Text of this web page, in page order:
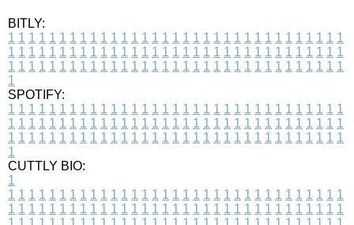
BITLY:
1 1 1 1 1 1 1 1 1 1 1 1 1 1 1 1 1 1 1 1 1 1 1 1 1 1 1 1 1 1 1 1 1
1 1 1 1 1 1 1 1 1 1 1 1 1 1 1 1 1 1 1 1 1 1 1 1 1 1 1 1 1 1 1 1 1
1 1 1 1 1 1 1 1 1 1 1 1 1 1 1 1 1 1 1 1 1 1 1 1 1 1 1 1 1 1 1 1 1
1
SPOTIFY:
1 1 1 1 1 1 1 1 1 1 1 1 1 1 1 1 1 1 1 1 1 1 1 1 1 1 1 1 1 1 1 1 1
1 1 1 1 1 1 1 1 1 1 1 1 1 1 1 1 1 1 1 1 1 1 1 1 1 1 1 1 1 1 1 1 1
1 1 1 1 1 1 1 1 1 1 1 1 1 1 1 1 1 1 1 1 1 1 1 1 1 1 1 1 1 1 1 1 1
1
CUTTLY BIO:
1
1 1 1 1 1 1 1 1 1 1 1 1 1 1 1 1 1 1 1 1 1 1 1 1 1 1 1 1 1 1 1 1 1
1 1 1 1 1 1 1 1 1 1 1 1 1 1 1 1 1 1 1 1 1 1 1 1 1 1 1 1 1 1 1 1 1